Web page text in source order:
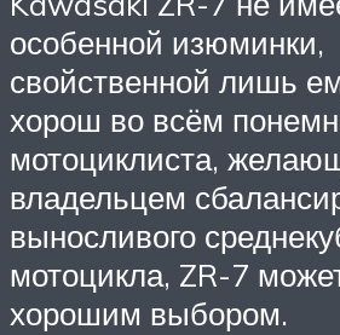
особенной изюминки,
свойственной лишь
хорош во всём
мотоциклиста,
владельцем
выносливого
мотоцикла, ZR-7
хорошим выбором.